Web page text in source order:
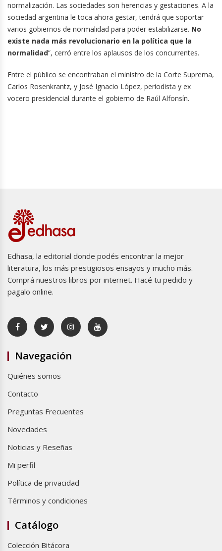
normalización. Las sociedades son herencias y gestaciones. A la
sociedad argentina le toca ahora gestar, tendrá que soportar
varios gobiernos de normalidad para poder estabilizarse. No
existe nada más revolucionario en la política que la
normalidad”, cerró entre los aplausos de los concurrentes.
Entre el público se encontraban el ministro de la Corte Suprema,
Carlos Rosenkrantz, y José Ignacio López, periodista y ex
vocero presidencial durante el gobierno de Raúl Alfonsín.
Edhasa, la editorial donde podés encontrar la mejor
literatura, los más prestigiosos ensayos y mucho más.
Comprá nuestros libros por internet. Hacé tu pedido y
pagalo online.
Navegación
Quiénes somos
Contacto
Preguntas Frecuentes
Novedades
Noticias y Reseñas
Mi perfil
Política de privacidad
Términos y condiciones
Catálogo
Colección Bitácora